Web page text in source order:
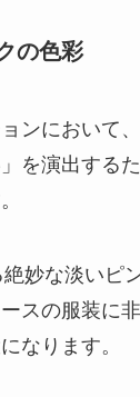
の色彩
ンにおいて
」を演出する
妙な淡いピ
スの服装に
なります。